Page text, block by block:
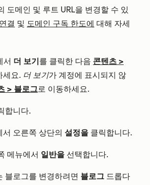
도메인 및 루트 URL을 변경할 수 있
결 및 도메인 구독 한도에 대해 자세
서 더 보기 를 클릭한 다음 콘텐츠 >
세요. 더 보기가 계정에 표시되지 않
> 블로그로 이동하세요.
합니다.
오른쪽 상단의 설정을 클릭합니다.
메뉴에서 일반을 선택합니다.
블로그를 변경하려면 블로그 드롭다